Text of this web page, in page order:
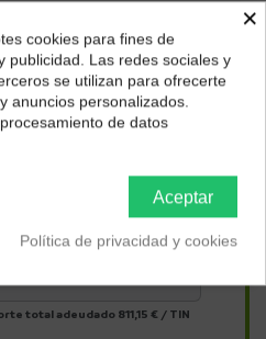
total adeudado 811,15 € / TIN
recibir tu pedido?
para mostrarte los precios e
para tu región.
×
cookies para fines de
publicidad. Las redes sociales y
se utilizan para ofrecerte
anuncios personalizados.
de datos
Aceptar
Política de privacidad y cookies